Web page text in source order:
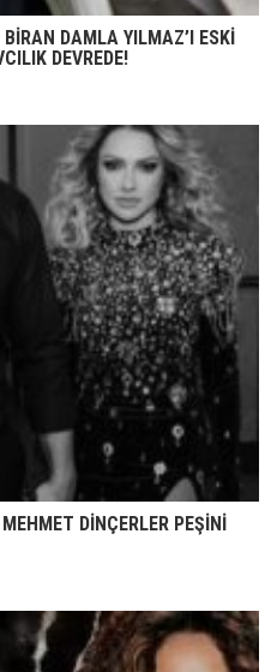
DAMLA YILMAZ’I ESKİ
DEVREDE!
DİNÇERLER PEŞİNİ